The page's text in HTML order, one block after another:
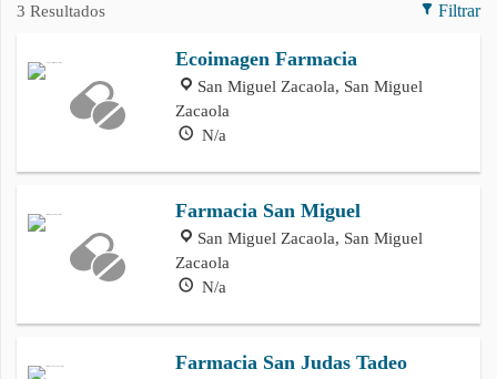
Filtrar
3 Resultados
Ecoimagen Farmacia
San Miguel Zacaola, San Miguel
Zacaola
N/a
Farmacia San Miguel
San Miguel Zacaola, San Miguel
Zacaola
N/a
Farmacia San Judas Tadeo